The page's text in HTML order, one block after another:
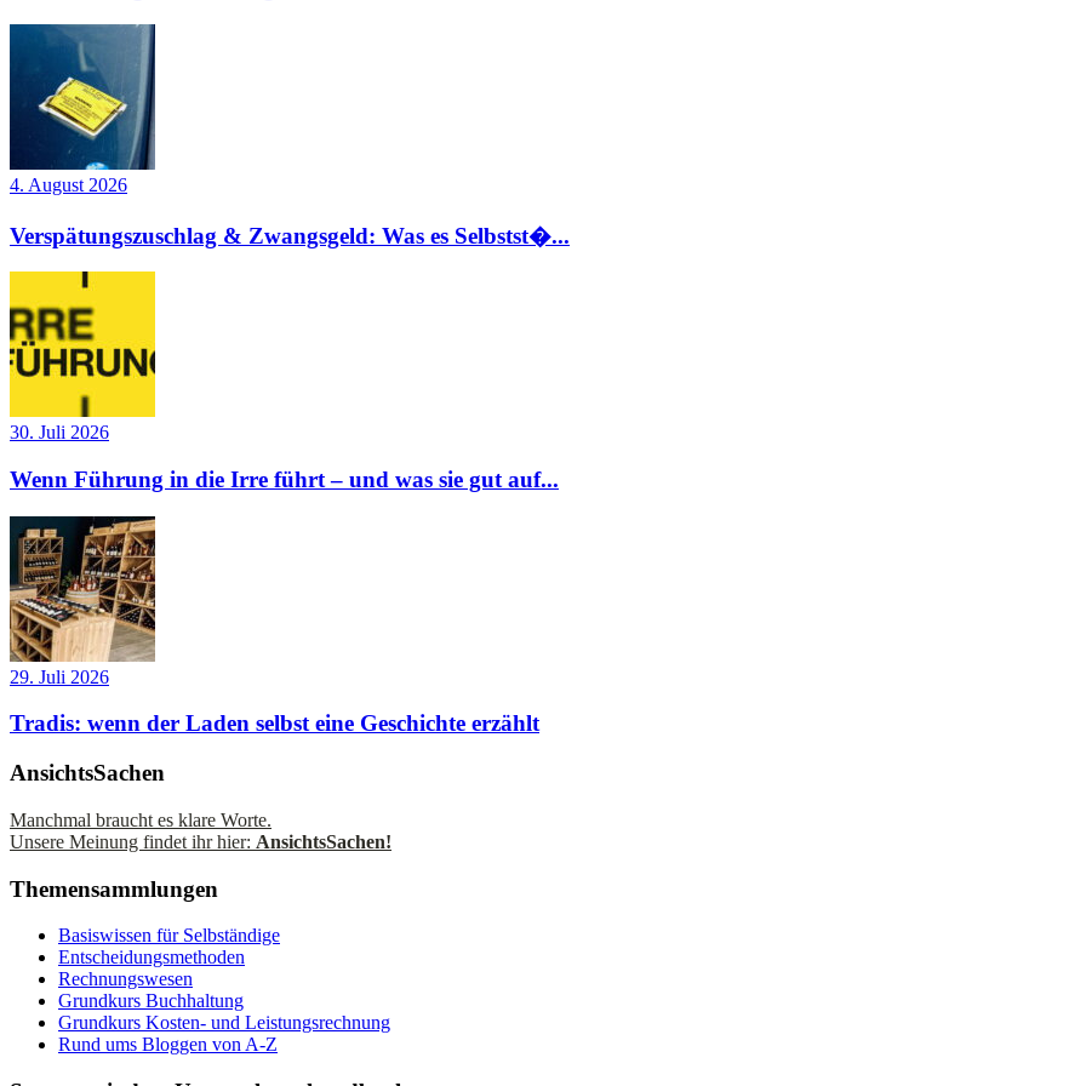
4. August 2026
Verspätungszuschlag & Zwangsgeld: Was es Selbstst�...
30. Juli 2026
Wenn Führung in die Irre führt – und was sie gut auf...
29. Juli 2026
Tradis: wenn der Laden selbst eine Geschichte erzählt
AnsichtsSachen
Manchmal braucht es klare Worte.
Unsere Meinung findet ihr hier: AnsichtsSachen!
Themensammlungen
Basiswissen für Selbständige
Entscheidungsmethoden
Rechnungswesen
Grundkurs Buchhaltung
Grundkurs Kosten- und Leistungsrechnung
Rund ums Bloggen von A-Z